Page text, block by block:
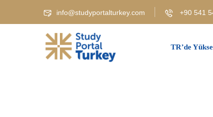
info@studyportalturkey.com +90 541
TR’de